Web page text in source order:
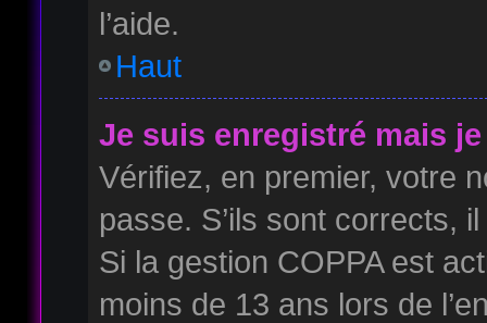
l’aide.
Haut
Je suis enregistré mais
Vérifiez, en premier, votre
passe. S’ils sont corrects,
Si la gestion COPPA est
moins de 13 ans lors de